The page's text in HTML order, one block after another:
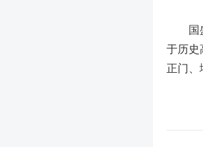
国盛
于历史
正门、